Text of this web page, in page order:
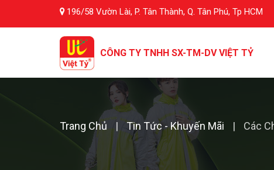
196/58 Vườn Lài, P. Tân Thành, Q. Tân Phú, Tp HCM
CÔNG TY TNHH SX-TM-DV VIỆT TỶ
Trang Chủ Tin Tức - Khuyến Mãi Các